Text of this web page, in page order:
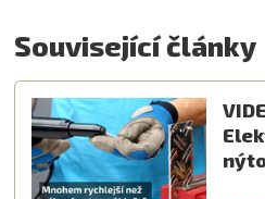
Související články